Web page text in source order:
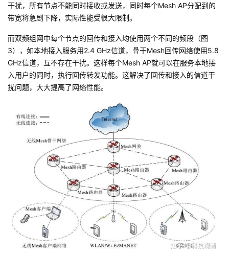
干扰，所有节点不能同时接收或发送，同时每个Mesh AP分配到的
带宽将急剧下降，实际性能受很大限制。
而双频组网中每个节点的回传和接入均使用两个不同的频段（图
3），如本地接入服务用2.4 GHz信道，骨干Mesh回传网络使用5.8
GHz信道，互不存在干扰。这样每个Mesh AP就可以在服务本地接
入用户的同时，执行回传转发功能。这解决了回传和接入的信道干
扰问题，大大提高了网络性能。